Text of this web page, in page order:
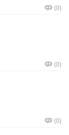
(0)
(0)
(0)